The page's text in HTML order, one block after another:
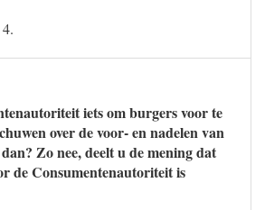
iets om burgers voor te
over de voor- en nadelen van
Zo nee, deelt u de mening dat
de Consumentenautoriteit is